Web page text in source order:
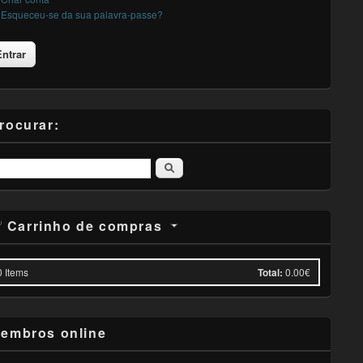
Esqueceu-se da sua palavra-passe?
Pesquisar
Carrinho de compras
Items Total: 0.00€
online